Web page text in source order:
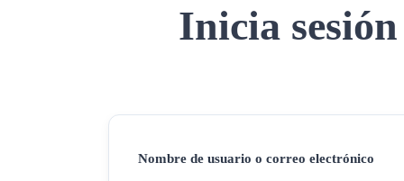
Inicia sesión
Nombre de usuario o correo electrónico